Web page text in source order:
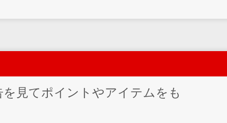
見てポイントやアイテムをも